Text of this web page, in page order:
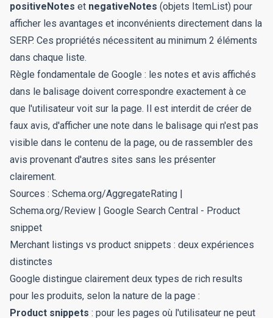
positiveNotes et negativeNotes (objets ItemList) pour
afficher les avantages et inconvénients directement dans la
SERP. Ces propriétés nécessitent au minimum 2 éléments
dans chaque liste.
Règle fondamentale de Google : les notes et avis affichés
dans le balisage doivent correspondre exactement à ce
que l'utilisateur voit sur la page. Il est interdit de créer de
faux avis, d'afficher une note dans le balisage qui n'est pas
visible dans le contenu de la page, ou de rassembler des
avis provenant d'autres sites sans les présenter
clairement.
Sources : Schema.org/AggregateRating
Schema.org/Review
Google Search Central - Product
snippet
Merchant listings vs product snippets : deux expériences
distinctes
Google distingue clairement deux types de rich results
pour les produits, selon la nature de la page :
Product snippets : pour les pages où l'utilisateur ne peut